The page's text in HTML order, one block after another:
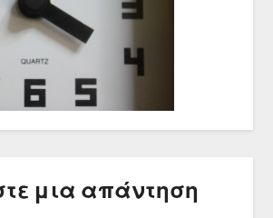
μια απάντηση